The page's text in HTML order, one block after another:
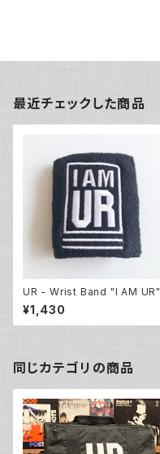
最近チェックした商品
UR - Wrist Band "I AM UR"
¥1,430
同じカテゴリの商品